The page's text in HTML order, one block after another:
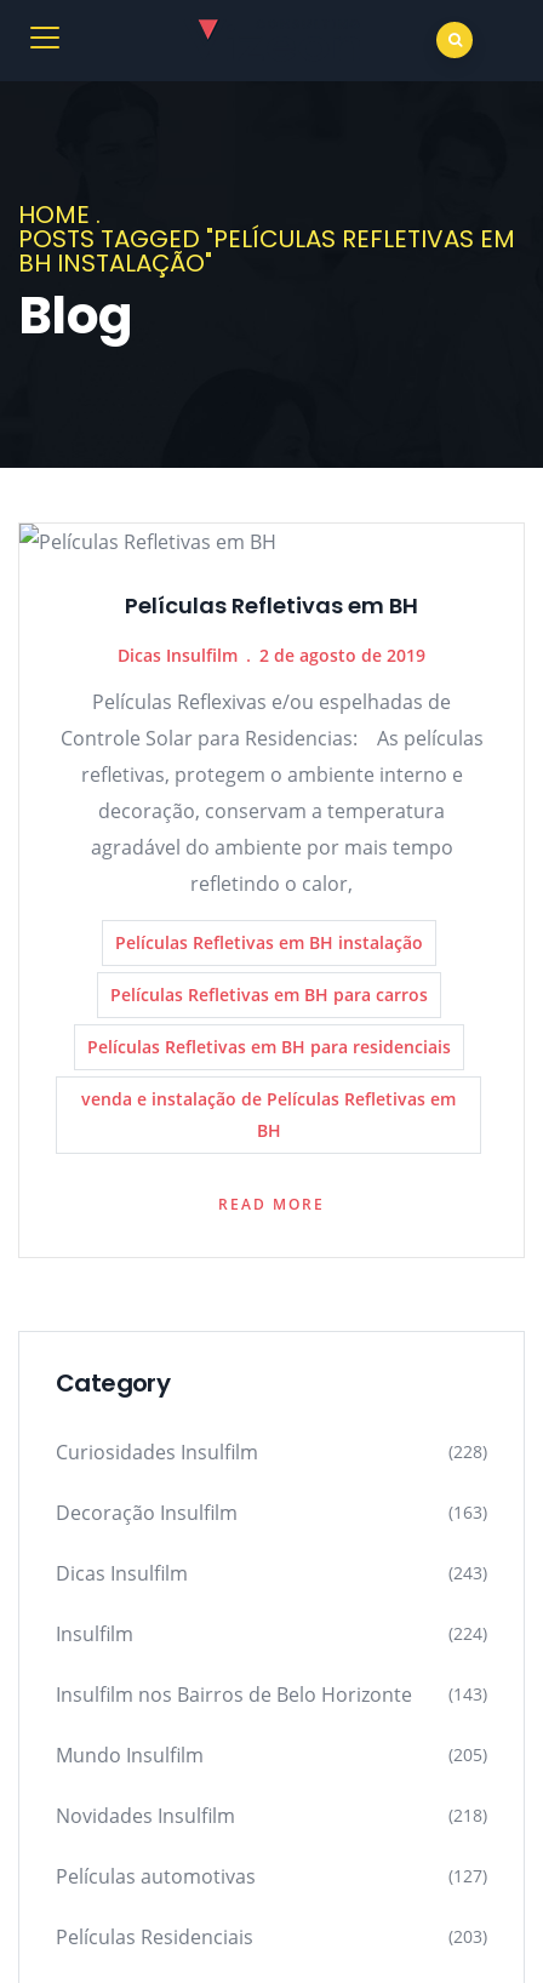
HOME .
POSTS TAGGED "PELÍCULAS REFLETIVAS EM
BH INSTALAÇÃO"
Blog
Películas Refletivas em BH
Dicas Insulfilm 2 de agosto de 2019
Películas Reflexivas e/ou espelhadas de
Controle Solar para Residencias: As películas
refletivas, protegem o ambiente interno e
decoração, conservam a temperatura
agradável do ambiente por mais tempo
refletindo o calor,
Películas Refletivas em BH instalação
Películas Refletivas em BH para carros
Películas Refletivas em BH para residenciais
venda e instalação de Películas Refletivas em
BH
READ MORE
Category
Curiosidades Insulfilm (228)
Decoração Insulfilm (163)
Dicas Insulfilm (243)
Insulfilm (224)
Insulfilm nos Bairros de Belo Horizonte (143)
Mundo Insulfilm (205)
Novidades Insulfilm (218)
Películas automotivas (127)
Películas Residenciais (203)